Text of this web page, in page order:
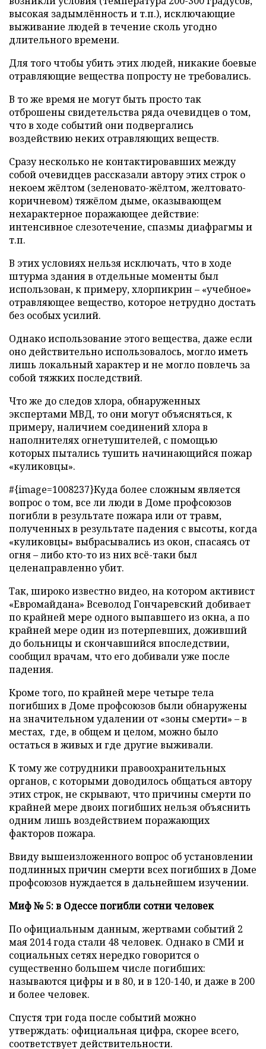
высокая задымлённость и т.п.), исключающие
выживание людей в течение сколь угодно
длительного времени.
Для того чтобы убить этих людей, никакие боевые
отравляющие вещества попросту не требовались.
В то же время не могут быть просто так
отброшены свидетельства ряда очевидцев о том,
что в ходе событий они подвергались
воздействию неких отравляющих веществ.
Сразу несколько не контактировавших между
собой очевидцев рассказали автору этих строк о
некоем жёлтом (зеленовато-жёлтом, желтовато-
коричневом) тяжёлом дыме, оказывающем
нехарактерное поражающее действие:
интенсивное слезотечение, спазмы диафрагмы и
т.п.
В этих условиях нельзя исключать, что в ходе
штурма здания в отдельные моменты был
использован, к примеру, хлорпикрин – «учебное»
отравляющее вещество, которое нетрудно достать
без особых усилий.
Однако использование этого вещества, даже если
оно действительно использовалось, могло иметь
лишь локальный характер и не могло повлечь за
собой тяжких последствий.
Что же до следов хлора, обнаруженных
экспертами МВД, то они могут объясняться, к
примеру, наличием соединений хлора в
наполнителях огнетушителей, с помощью
которых пытались тушить начинающийся пожар
«куликовцы».
#{image=1008237}Куда более сложным является
вопрос о том, все ли люди в Доме профсоюзов
погибли в результате пожара или от травм,
полученных в результате падения с высоты, когда
«куликовцы» выбрасывались из окон, спасаясь от
огня – либо кто-то из них всё-таки был
целенаправленно убит.
Так, широко известно видео, на котором активист
«Евромайдана» Всеволод Гончаревский добивает
по крайней мере одного выпавшего из окна, а по
крайней мере один из потерпевших, доживший
до больницы и скончавшийся впоследствии,
сообщил врачам, что его добивали уже после
падения.
Кроме того, по крайней мере четыре тела
погибших в Доме профсоюзов были обнаружены
на значительном удалении от «зоны смерти» – в
местах, где, в общем и целом, можно было
остаться в живых и где другие выживали.
К тому же сотрудники правоохранительных
органов, с которыми доводилось общаться автору
этих строк, не скрывают, что причины смерти по
крайней мере двоих погибших нельзя объяснить
одним лишь воздействием поражающих
факторов пожара.
Ввиду вышеизложенного вопрос об установлении
подлинных причин смерти всех погибших в Доме
профсоюзов нуждается в дальнейшем изучении.
Миф № 5: в Одессе погибли сотни человек
По официальным данным, жертвами событий 2
мая 2014 года стали 48 человек. Однако в СМИ и
социальных сетях нередко говорится о
существенно большем числе погибших:
называются цифры и в 80, и в 120-140, и даже в 200
и более человек.
Спустя три года после событий можно
утверждать: официальная цифра, скорее всего,
соответствует действительности.